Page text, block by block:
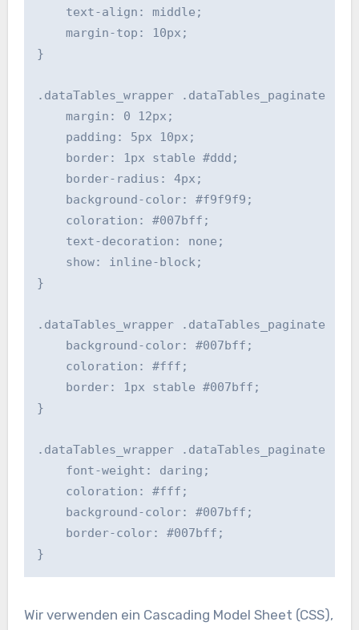
    text-align: middle;
    margin-top: 10px;
}
.dataTables_wrapper .dataTables_paginate
    margin: 0 12px;
    padding: 5px 10px;
    border: 1px stable #ddd;
    border-radius: 4px;
    background-color: #f9f9f9;
    coloration: #007bff;
    text-decoration: none;
    show: inline-block;
}
.dataTables_wrapper .dataTables_paginate
    background-color: #007bff;
    coloration: #fff;
    border: 1px stable #007bff;
}
.dataTables_wrapper .dataTables_paginate
    font-weight: daring;
    coloration: #fff;
    background-color: #007bff;
    border-color: #007bff;
}
Wir verwenden ein Cascading Model Sheet (CSS),